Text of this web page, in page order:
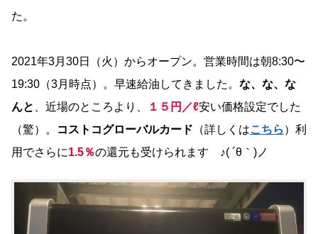
た。
2021年3月30日（火）からオープン。営業時間は朝8:30〜
19:30（3月時点）。早速給油してきました。 な、な、な
んと
、近場のところより、 １５円／ℓ安い価格設定でした
（驚）。
コストコグローバルカード （詳しくはこちら ）利
用でさらに1.5％の還元も受けられます ♪( ´θ｀)ノ